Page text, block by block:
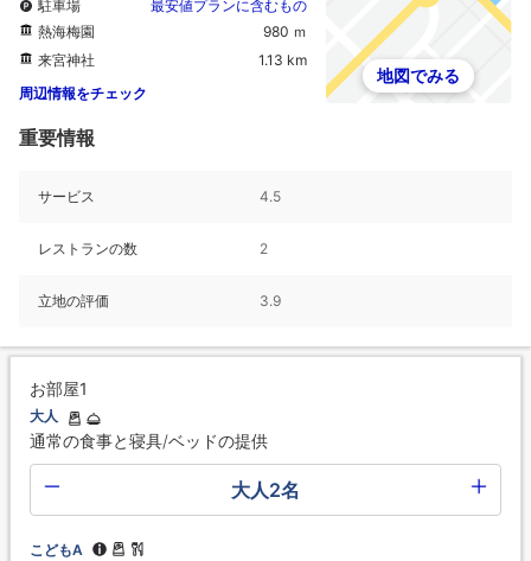
駐車場
最安値プランに含むもの
熱海梅園
980 ｍ
来宮神社
1.13 km
周辺情報をチェック
地図でみる
重要情報
サービス 4.5
レストランの数 2
立地の評価 3.9
お部屋1
大人
通常の食事と寝具/ベッドの提供
大人2名
こどもA